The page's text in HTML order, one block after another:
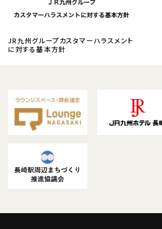
JR九州グループカスタマーハラスメント
に対する基本方針